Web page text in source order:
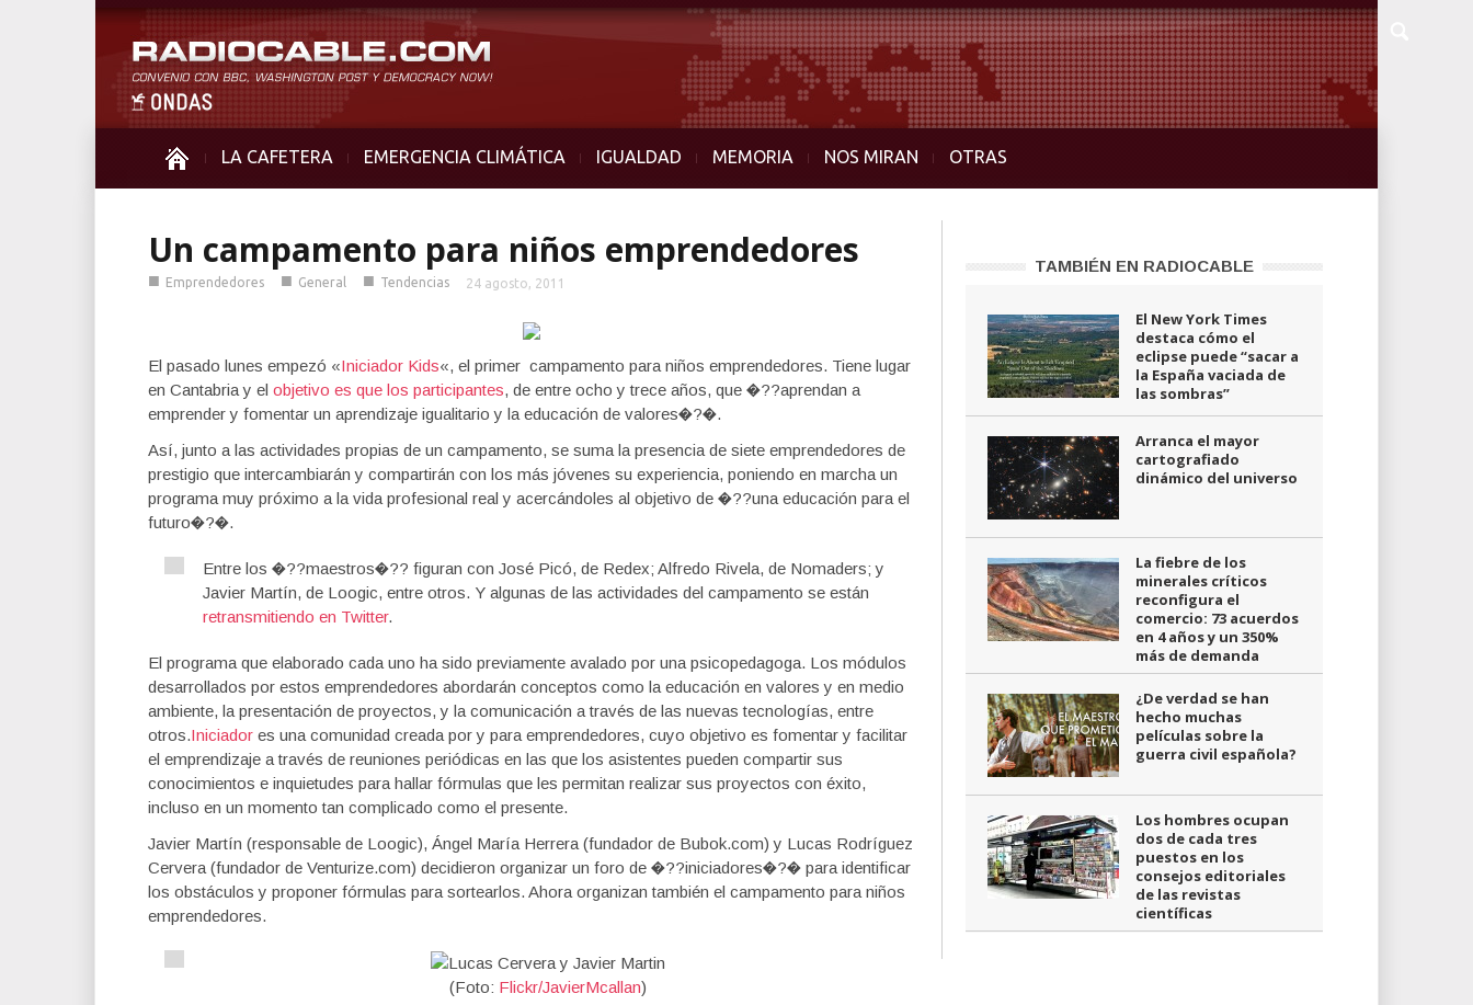
LA CAFETERA EMERGENCIA CLIMÁTICA IGUALDAD MEMORIA NOS MIRAN OTRAS
Un campamento para niños emprendedores
■ Emprendedores ■ General ■ Tendencias 24 agosto, 2011
El pasado lunes empezó «Iniciador Kids«, el primer campamento para niños emprendedores. Tiene lugar
en Cantabria y el objetivo es que los participantes, de entre ocho y trece años, que �??aprendan a
emprender y fomentar un aprendizaje igualitario y la educación de valores�?�.
Así, junto a las actividades propias de un campamento, se suma la presencia de siete emprendedores de
prestigio que intercambiarán y compartirán con los más jóvenes su experiencia, poniendo en marcha un
programa muy próximo a la vida profesional real y acercándoles al objetivo de �??una educación para el
futuro�?�.
Entre los �??maestros�?? figuran con José Picó, de Redex; Alfredo Rivela, de Nomaders; y
Javier Martín, de Loogic, entre otros. Y algunas de las actividades del campamento se están
retransmitiendo en Twitter.
El programa que elaborado cada uno ha sido previamente avalado por una psicopedagoga. Los módulos
desarrollados por estos emprendedores abordarán conceptos como la educación en valores y en medio
ambiente, la presentación de proyectos, y la comunicación a través de las nuevas tecnologías, entre
otros.Iniciador es una comunidad creada por y para emprendedores, cuyo objetivo es fomentar y facilitar
el emprendizaje a través de reuniones periódicas en las que los asistentes pueden compartir sus
conocimientos e inquietudes para hallar fórmulas que les permitan realizar sus proyectos con éxito,
incluso en un momento tan complicado como el presente.
Javier Martín (responsable de Loogic), Ángel María Herrera (fundador de Bubok.com) y Lucas Rodríguez
Cervera (fundador de Venturize.com) decidieron organizar un foro de �??iniciadores�?� para identificar
los obstáculos y proponer fórmulas para sortearlos. Ahora organizan también el campamento para niños
emprendedores.
(Foto: Flickr/JavierMcallan)
TAMBIÉN EN RADIOCABLE
El New York Times
destaca cómo el
eclipse puede “sacar a
la España vaciada de
las sombras”
Arranca el mayor
cartografiado
dinámico del universo
La fiebre de los
minerales críticos
reconfigura el
comercio: 73 acuerdos
en 4 años y un 350%
más de demanda
¿De verdad se han
hecho muchas
películas sobre la
guerra civil española?
Los hombres ocupan
dos de cada tres
puestos en los
consejos editoriales
de las revistas
científicas